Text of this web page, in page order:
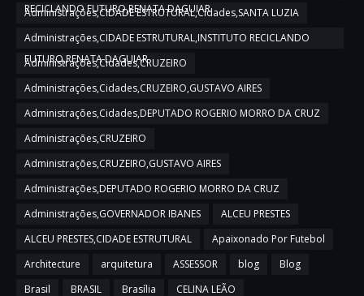
RECICLANDO FUTURO,RENATA DAGUIAR
Administrações,CIDADE ESTRUTURAL,Cidades,SANTA LUZIA
Administrações,CIDADE ESTRUTURAL,INSTITUTO RECICLANDO
FUTURO,RENATA DAGUIAR
Administrações,Cidades,CRUZEIRO
Administrações,Cidades,CRUZEIRO,GUSTAVO AIRES
Administrações,Cidades,DEPUTADO ROGERIO MORRO DA CRUZ
Administrações,CRUZEIRO
Administrações,CRUZEIRO,GUSTAVO AIRES
Administrações,DEPUTADO ROGERIO MORRO DA CRUZ
Administrações,GOVERNADOR IBANES
ALCEU PRESTES
ALCEU PRESTES,CIDADE ESTRUTURAL
Apaixonado Por Futebol
Architecture
arquitetura ASSESSOR blog
Blog
Brasil
BRASIL Brasília
CELINA LEÃO